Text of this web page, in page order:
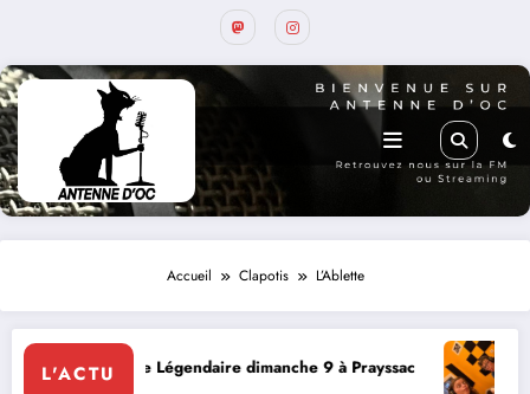
Accueil Clapotis L’Ablette
L'ACTUdimanche 9 à Prayssac Expérience RADIO,